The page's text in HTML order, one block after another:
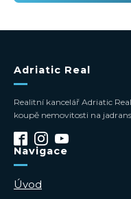
Adriatic Real
Realitní kancelář Adriatic
koupě nemovitosti na
Navigace
Úvod